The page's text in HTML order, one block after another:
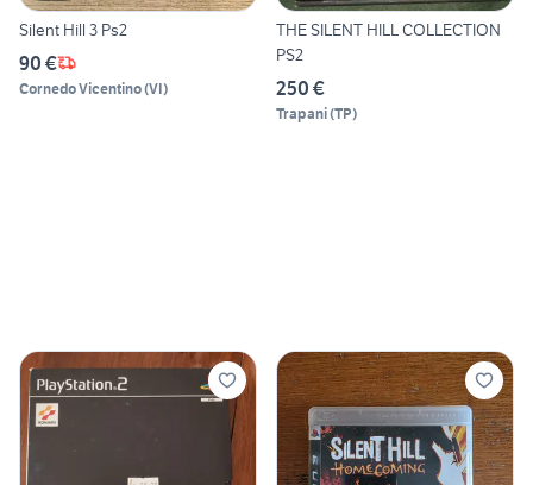
Silent Hill 3 Ps2
90 €
Cornedo Vicentino(VI)
THE SILENT HILL COLLECTION
PS2
250 €
Trapani(TP)